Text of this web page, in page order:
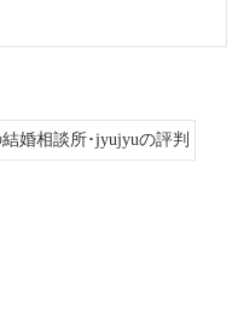
婚相談所･jyujyuの評判